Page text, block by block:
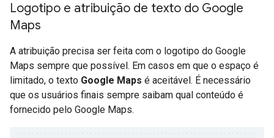
Logotipo e atribuição de texto do Google
Maps
A atribuição precisa ser feita com o logotipo do Google
Maps sempre que possível. Em casos em que o espaço é
limitado, o texto Google Maps é aceitável. É necessário
que os usuários finais sempre saibam qual conteúdo é
fornecido pelo Google Maps.